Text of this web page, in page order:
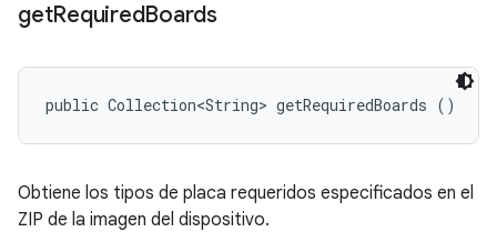
getRequiredBoards
public Collection<String> getRequiredBoards ()
Obtiene los tipos de placa requeridos especificados en el
ZIP de la imagen del dispositivo.